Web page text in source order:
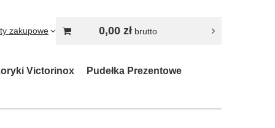
zakupowe 0,00 złbrutto
Victorinox Pudełka Prezentowe